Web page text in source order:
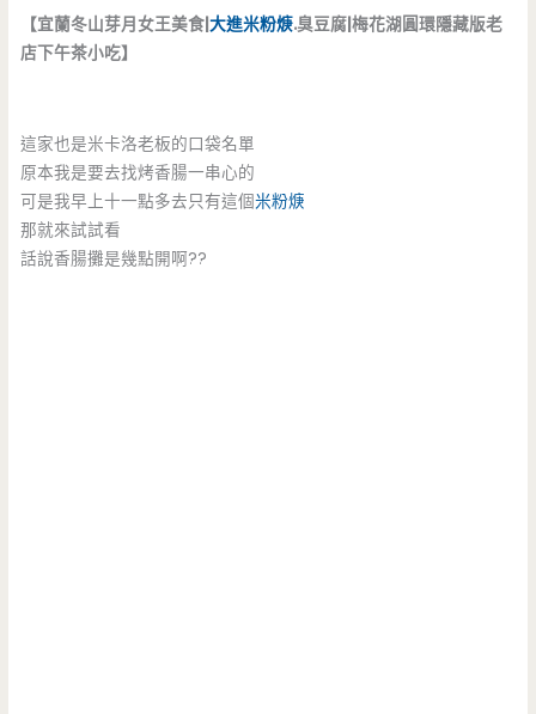
【宜蘭冬山芽月女王美食|大進米粉焿.臭豆腐|梅花湖圓環隱藏版老
店下午茶小吃】
這家也是米卡洛老板的口袋名單
原本我是要去找烤香腸一串心的
可是我早上十一點多去只有這個米粉焿
那就來試試看
話說香腸攤是幾點開啊??